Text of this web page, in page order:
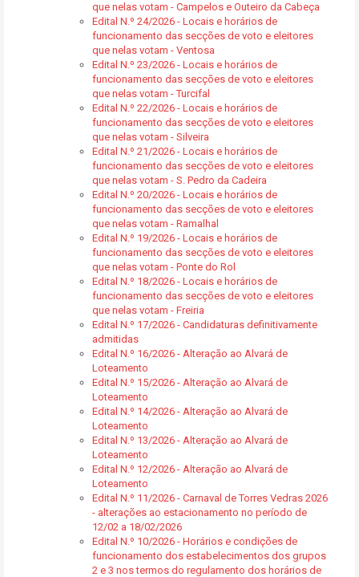
que nelas votam - Campelos e Outeiro da Cabeça
Edital N.º 24/2026 - Locais e horários de
funcionamento das secções de voto e eleitores
que nelas votam - Ventosa
Edital N.º 23/2026 - Locais e horários de
funcionamento das secções de voto e eleitores
que nelas votam - Turcifal
Edital N.º 22/2026 - Locais e horários de
funcionamento das secções de voto e eleitores
que nelas votam - Silveira
Edital N.º 21/2026 - Locais e horários de
funcionamento das secções de voto e eleitores
que nelas votam - S. Pedro da Cadeira
Edital N.º 20/2026 - Locais e horários de
funcionamento das secções de voto e eleitores
que nelas votam - Ramalhal
Edital N.º 19/2026 - Locais e horários de
funcionamento das secções de voto e eleitores
que nelas votam - Ponte do Rol
Edital N.º 18/2026 - Locais e horários de
funcionamento das secções de voto e eleitores
que nelas votam - Freiria
Edital N.º 17/2026 - Candidaturas definitivamente
admitidas
Edital N.º 16/2026 - Alteração ao Alvará de
Loteamento
Edital N.º 15/2026 - Alteração ao Alvará de
Loteamento
Edital N.º 14/2026 - Alteração ao Alvará de
Loteamento
Edital N.º 13/2026 - Alteração ao Alvará de
Loteamento
Edital N.º 12/2026 - Alteração ao Alvará de
Loteamento
Edital N.º 11/2026 - Carnaval de Torres Vedras 2026
- alterações ao estacionamento no período de
12/02 a 18/02/2026
Edital N.º 10/2026 - Horários e condições de
funcionamento dos estabelecimentos dos grupos
2 e 3 nos termos do regulamento dos horários de